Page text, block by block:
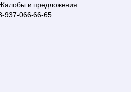
и предложения
937-066-66-65